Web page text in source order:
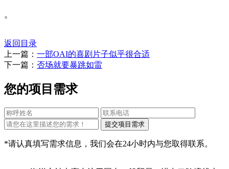
。
返回目录
上一篇： 一部OAI的喜剧片子似乎很合适
下一篇： 否场就要暴跳如雷
您的项目需求
*请认真填写需求信息，我们会在24小时内与您取得联系。